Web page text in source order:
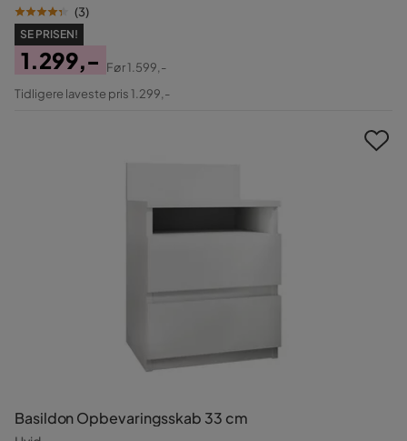
(3)
SE PRISEN!
Pris
1.299,-
Original
Før1.599,-
Tidligere laveste pris 1.299,-
Basildon Opbevaringsskab 33 cm